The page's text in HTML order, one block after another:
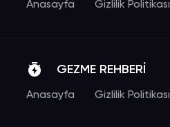
Anasayfa Gizlilik Politikası
GEZME REHBERİ
Anasayfa Gizlilik Politikası